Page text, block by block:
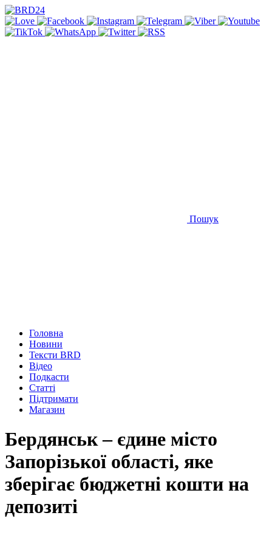
Пошук
Головна
Новини
Тексти BRD
Відео
Подкасти
Статті
Підтримати
Магазин
Бердянськ – єдине місто
Запорізької області, яке
зберігає бюджетні кошти на
депозиті